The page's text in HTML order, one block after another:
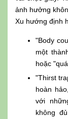
ảnh hưởng
Xu hướng định
"Body
một
hoặc
"Thirst
hoàn
với
không